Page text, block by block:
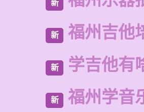
新
新 福州吉他
新 学吉他有
新 福州学音